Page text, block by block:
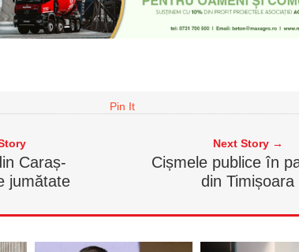
Pin It
Caraș-
jumătate
Next Story →
Cișmele publice în
din Timișoara